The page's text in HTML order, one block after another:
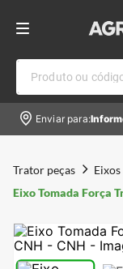
Produto ou
Enviar para:
Trator peças Eixos
Eixo Tomada Força